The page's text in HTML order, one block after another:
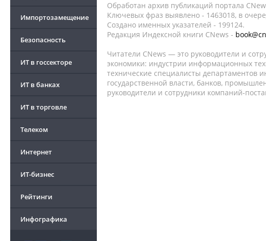
Импортозамещение
Безопасность
ИТ в госсекторе
ИТ в банках
ИТ в торговле
Телеком
Интернет
ИТ-бизнес
Рейтинги
Инфографика
Обработан архив публикаций портала
Ключевых фраз выявлено - 1463018, в
Создано именных указателей - 199124.
Редакция Индексной книги CNews -
Читатели CNews — это руководители и
экономики: индустрии информационных
технические специалисты департаментов
государственной власти, банков,
руководители и сотрудники компаний-